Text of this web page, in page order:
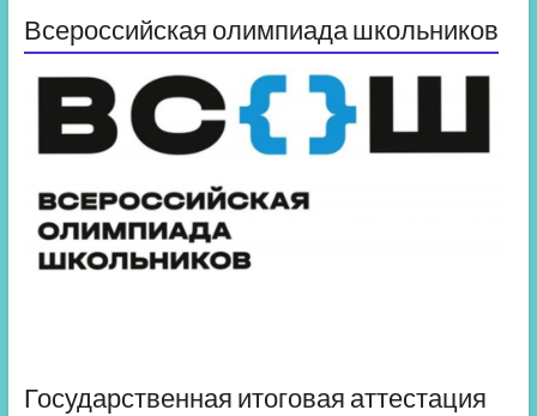
Всероссийская олимпиада школьников
Государственная итоговая аттестация